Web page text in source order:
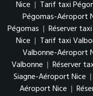
Nice | Tarif taxi
Pégomas-Aéroport
Pégomas | Réserver
Nice | Tarif taxi
Valbonne-Aéroport
Valbonne | Réserver
Siagne-Aéroport Nice |
Aéroport Nice |